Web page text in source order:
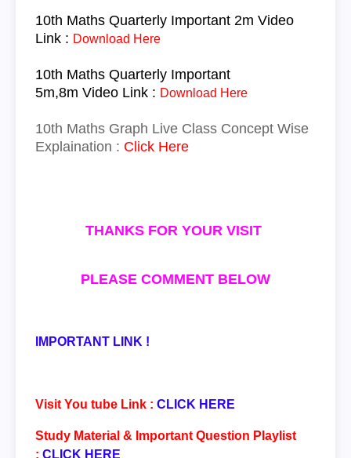
10th Maths Quarterly Important 2m Video
Link : Download Here
10th Maths Quarterly Important
5m,8m Video Link : Download Here
10th Maths Graph Live Class Concept Wise
Explaination : Click Here
THANKS FOR YOUR VISIT
PLEASE COMMENT BELOW
IMPORTANT LINK !
Visit You tube Link : CLICK HERE
Study Material & Important Question Playlist
: CLICK HERE